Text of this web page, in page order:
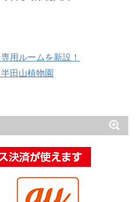
用ルームを新設！
田山植物園